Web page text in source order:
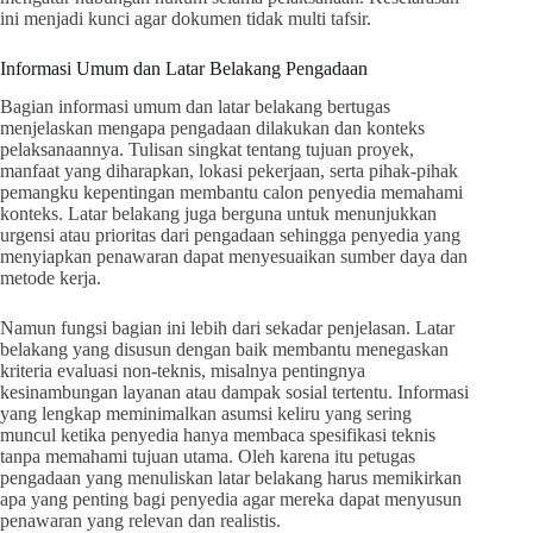
ini menjadi kunci agar dokumen tidak multi tafsir.
Informasi Umum dan Latar Belakang Pengadaan
Bagian informasi umum dan latar belakang bertugas
menjelaskan mengapa pengadaan dilakukan dan konteks
pelaksanaannya. Tulisan singkat tentang tujuan proyek,
manfaat yang diharapkan, lokasi pekerjaan, serta pihak-pihak
pemangku kepentingan membantu calon penyedia memahami
konteks. Latar belakang juga berguna untuk menunjukkan
urgensi atau prioritas dari pengadaan sehingga penyedia yang
menyiapkan penawaran dapat menyesuaikan sumber daya dan
metode kerja.
Namun fungsi bagian ini lebih dari sekadar penjelasan. Latar
belakang yang disusun dengan baik membantu menegaskan
kriteria evaluasi non-teknis, misalnya pentingnya
kesinambungan layanan atau dampak sosial tertentu. Informasi
yang lengkap meminimalkan asumsi keliru yang sering
muncul ketika penyedia hanya membaca spesifikasi teknis
tanpa memahami tujuan utama. Oleh karena itu petugas
pengadaan yang menuliskan latar belakang harus memikirkan
apa yang penting bagi penyedia agar mereka dapat menyusun
penawaran yang relevan dan realistis.